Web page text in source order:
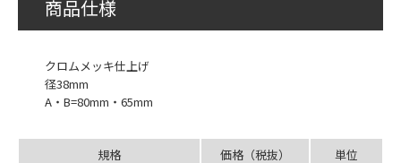
商品仕様
クロムメッキ仕上げ
径38mm
A・B=80mm・65mm
規格 価格（税抜）
単位